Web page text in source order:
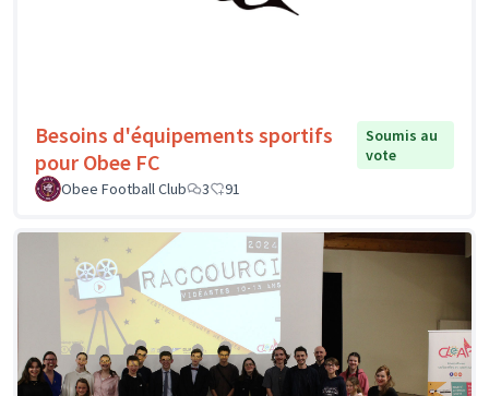
Besoins d'équipements sportifs
pour Obee FC
Soumis au
vote
Obee Football Club
3 91